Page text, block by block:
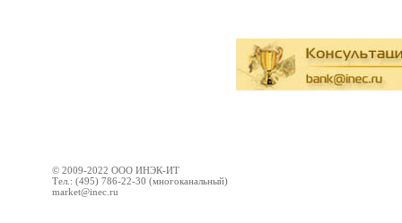
© 2009-2022 ООО ИНЭК-ИТ
Тел.: (495) 786-22-30 (многоканальный)
market@inec.ru